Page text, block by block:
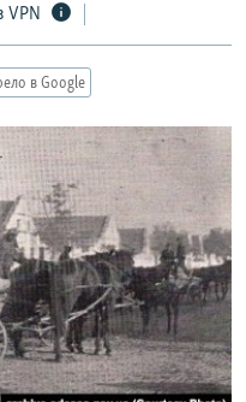
VPN
в Google